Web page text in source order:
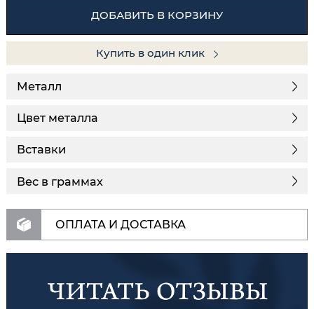
ДОБАВИТЬ В КОРЗИНУ
Купить в один клик
Металл
Цвет металла
Вставки
Вес в граммах
ОПЛАТА И ДОСТАВКА